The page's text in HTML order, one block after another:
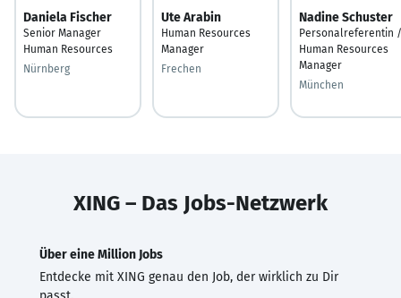
Daniela Fischer
Senior Manager
Human Resources
Nürnberg
Ute Arabin
Human Resources
Manager
Frechen
Nadine Schuster
Personalreferentin /
Human Resources
Manager
München
XING – Das Jobs-Netzwerk
Über eine Million Jobs
Entdecke mit XING genau den Job, der wirklich zu Dir